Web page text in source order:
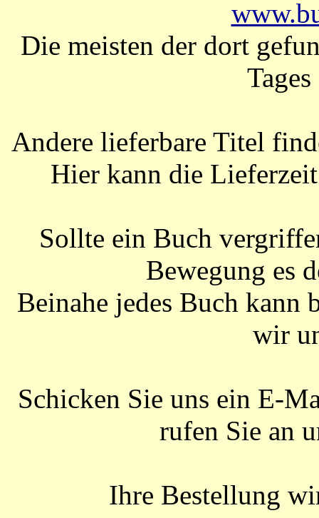
Die meisten der dort
Andere lieferbare Titel
Hier kann die
Sollte ein Buch
Bewegung es
Beinahe jedes Buch kann
wir
Schicken Sie uns ein E-
rufen Sie an
Ihre Bestellung